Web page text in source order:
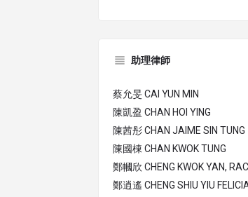
助理律師
蔡允旻 CAI YUN MIN
陳凱盈 CHAN HOI YING
陳茜彤 CHAN JAIME SIN TUNG
陳國棟 CHAN KWOK TUNG
鄭幗欣 CHENG KWOK YAN,
鄭逍遙 CHENG SHIU YIU